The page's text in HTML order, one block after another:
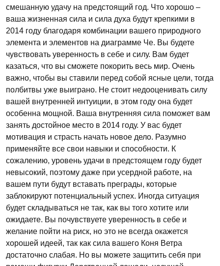
смешанную удачу на предстоящий год. Что хорошо –
ваша жизненная сила и сила духа будут крепкими в
2014 году благодаря комбинации вашего природного
элемента и элементов на диаграмме Че. Вы будете
чувствовать уверенность в себе и силу. Вам будет
казаться, что вы сможете покорить весь мир. Очень
важно, чтобы вы ставили перед собой ясные цели, тогда
полбитвы уже выиграно. Не стоит недооценивать силу
вашей внутренней интуиции, в этом году она будет
особенна мощной. Ваша внутренняя сила поможет вам
занять достойное место в 2014 году. У вас будет
мотивация и страсть начать новое дело. Разумно
применяйте все свои навыки и способности. К
сожалению, уровень удачи в предстоящем году будет
невысокий, поэтому даже при усердной работе, на
вашем пути будут вставать преграды, которые
заблокируют потенциальный успех. Иногда ситуация
будет складываться не так, как вы того хотите или
ожидаете. Вы почувствуете уверенность в себе и
желание пойти на риск, но это не всегда окажется
хорошей идеей, так как сила вашего Коня Ветра
достаточно слабая. Но вы можете защитить себя при